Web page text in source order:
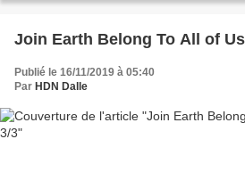
Join Earth Belong To All of
Publié le 16/11/2019 à 05:40
Par HDN Dalle